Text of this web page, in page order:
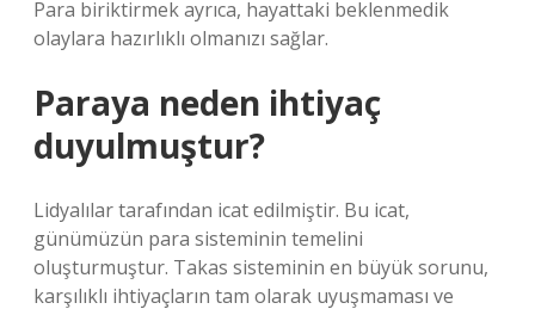
Para biriktirmek ayrıca, hayattaki beklenmedik
olaylara hazırlıklı olmanızı sağlar.
Paraya neden ihtiyaç
duyulmuştur?
Lidyalılar tarafından icat edilmiştir. Bu icat,
günümüzün para sisteminin temelini
oluşturmuştur. Takas sisteminin en büyük sorunu,
karşılıklı ihtiyaçların tam olarak uyuşmaması ve